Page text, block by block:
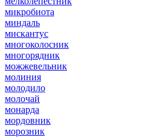
микробиота
миндаль
мискантус
многоколосник
многорядник
можжевельник
молиния
молодило
молочай
монарда
мордовник
морозник